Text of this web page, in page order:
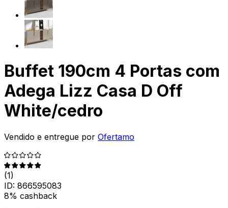
Buffet 190cm 4 Portas com
Adega Lizz Casa D Off
White/cedro
Vendido e entregue por Ofertamo
(1)
ID: 866595083
8% cashback